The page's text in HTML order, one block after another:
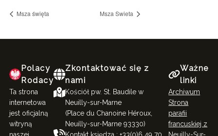
Msza święta Msza Swieta
Polacy
Rodacy
Ta strona
internetowa
jest oficjalną
witryną
Zkontaktować się z
nami
Kościół pw. St. Baudile w
Neuilly-sur-Marne
(Place du Chanoine Héroux,
Neuilly-sur-Marne 93330)
Ważne
linki
Archiwum
Strona
parafii
francuskiej z